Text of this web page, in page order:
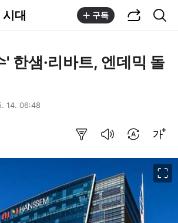
대 구독
' 한샘·리바트, 엔데믹 돌
14. 06:48